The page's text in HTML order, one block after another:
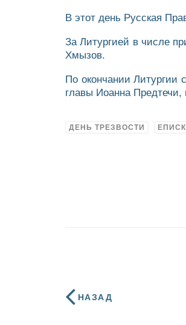
В этот день Русская
За Литургией в числе
Хмызов.
По окончании Литургии
главы Иоанна
ДЕНЬ ТРЕЗВОСТИ
НАЗАД